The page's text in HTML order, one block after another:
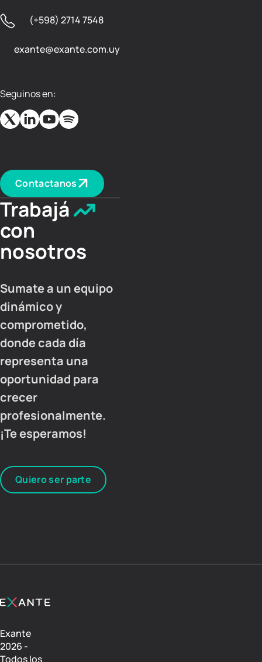
(+598) 2714 7548
exante@exante.com.uy
Seguinos en:
Contactanos
Trabajá
con
nosotros
Sumate a un equipo
dinámico y
comprometido,
donde cada día
representa una
oportunidad para
crecer
profesionalmente.
¡Te esperamos!
Quiero ser parte
Exante
2026 -
Todos los